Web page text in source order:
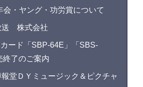
・ヤング・功労賞について
送 株式会社
ード「SBP-64E」「SBS-
終了のご案内
堂ＤＹミュージック＆ピクチャ